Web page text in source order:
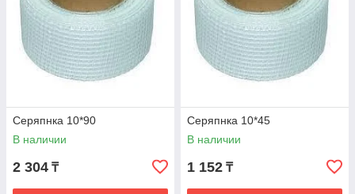
Серяпнка 10*90
В наличии
2 304 ₸
Серяпнка 10*45
В наличии
1 152 ₸